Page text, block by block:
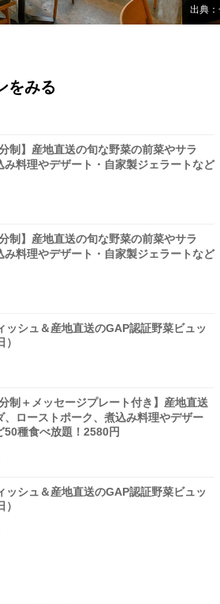
出典
をみる
制】産地直送の旬な野菜の前菜やサラ
み料理やデザート・自家製ジェラートなど
制】産地直送の旬な野菜の前菜やサラ
み料理やデザート・自家製ジェラートなど
ッシュ＆産地直送のGAP認証野菜ビュッ
制＋メッセージプレート付き】産地直送
ローストポーク、煮込み料理やデザー
50種食べ放題！2580円
ッシュ＆産地直送のGAP認証野菜ビュッ